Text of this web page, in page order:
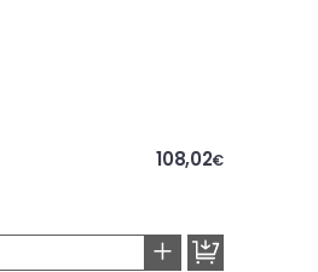
108,02€
+